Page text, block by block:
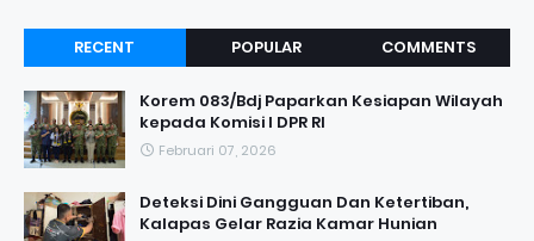
RECENT POPULAR COMMENTS
Korem 083/Bdj Paparkan Kesiapan Wilayah
kepada Komisi I DPR RI
Februari 07, 2026
Deteksi Dini Gangguan Dan Ketertiban,
Kalapas Gelar Razia Kamar Hunian